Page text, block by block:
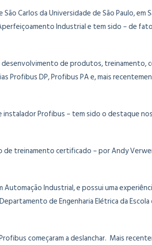
Carlos da Universidade de São Paulo, em
Industrial e tem sido – de
de produtos,
Profibus DP, Profibus PA e, mais
Profibus – tem sido o destaque
treinamento certificado – por Andy
Industrial, e possui uma
de Engenharia Elétrica da Escola
começaram a deslanchar. Mais